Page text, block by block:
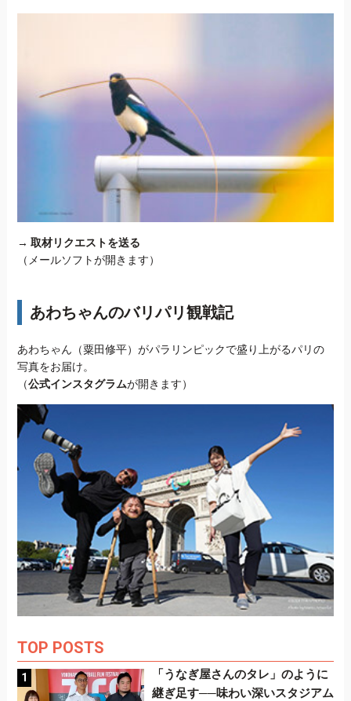
→ 取材リクエストを送る
（メールソフトが開きます）
あわちゃんのバリパリ観戦記
あわちゃん（粟田修平）がパラリンピックで盛り上がるパリの
写真をお届け。
（公式インスタグラムが開きます）
TOP POSTS
「うなぎ屋さんのタレ」のように
継ぎ足す──味わい深いスタジアム